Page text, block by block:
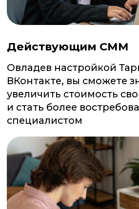
рекламу ВКонтакте по полочкам
Доступ к курсу сразу:
время
/03
Получаете знания и первые
/04
При желании, вы сможете
продолжить обучение в
SMM.school